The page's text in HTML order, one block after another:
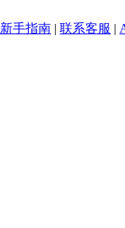
新手指南 | 联系客服 |